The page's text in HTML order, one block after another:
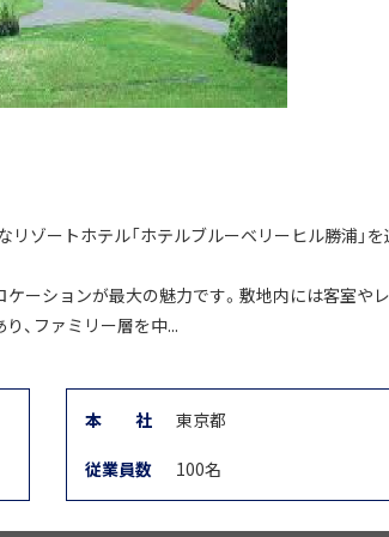
ゾートホテル「ホテルブルーベリーヒル勝浦」
ーションが最大の魅力です。敷地内には客室や
、ファミリー層を中...
本 社 東京都
従業員数 100名